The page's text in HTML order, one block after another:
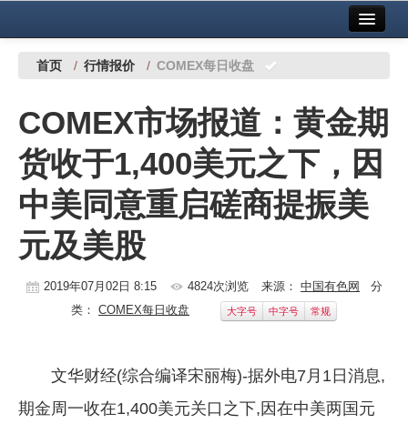
中国有色金属报社主办 广告服务
铜镍铅锌
铝
稀有稀土
有色市场
科技
首页 / 行情报价 / COMEX每日收盘
COMEX市场报道：黄金期
货收于1,400美元之下，因
中美同意重启磋商提振美
元及美股
2019年07月02日 8:15 4824次浏览 来源： 中国有色网
分
类： COMEX每日收盘 大字号 中字号 常规
文华财经(综合编译宋丽梅)-据外电7月1日消息,
期金周一收在1,400美元关口之下,因在中美两国元